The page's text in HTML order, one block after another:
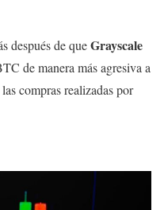
después de queGrayscale
de manera más agresiva a
compras realizadas por